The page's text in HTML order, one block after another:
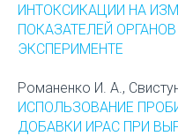
ИНТОКСИКАЦИИ НА
ПОКАЗАТЕЛЕЙ
ЭКСПЕРИМЕНТЕ
Романенко И. А.,
ИСПОЛЬЗОВАНИЕ
ДОБАВКИ ИРАС ПРИ